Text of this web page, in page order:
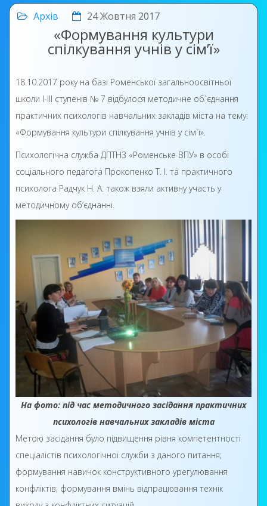
Архів 24 Жовтня 2017
«Формування культури
спілкування учнів у сім’ї»
18.10.2017 року на базі Роменської загальноосвітньої
школи І-ІІІ ступенів № 7 відбулося методичне об`єднання
практичних психологів навчальних закладів міста на тему:
«Формування культури спілкування учнів у сім`ї».
Психологічна служба ДПТНЗ «Роменське ВПУ» в особі
соціального педагога Прокопенко Т. І. та практичного
психолога Радчук Н. А. також взяли активну участь у
методичному об’єднанні.
На фото: під час методичного засідання практичних
психологів навчальних закладів міста
Метою засідання було підвищення рівня компетентності
спеціалістів психологічної служби з даного питання;
формування навичок конструктивного урегулювання
конфліктів; формування вмінь відпрацювання технік